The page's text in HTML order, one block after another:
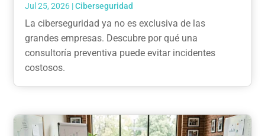
Jul 25, 2026 |Ciberseguridad
La ciberseguridad ya no es exclusiva de las
grandes empresas. Descubre por qué una
consultoría preventiva puede evitar incidentes
costosos.